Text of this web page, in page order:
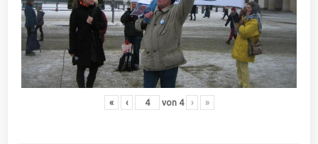
« ‹ von 4 › »